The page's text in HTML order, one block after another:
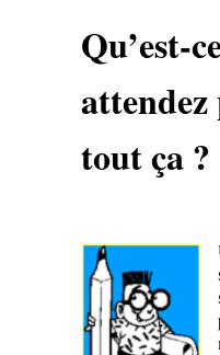
Qu’est-
tout ça ?